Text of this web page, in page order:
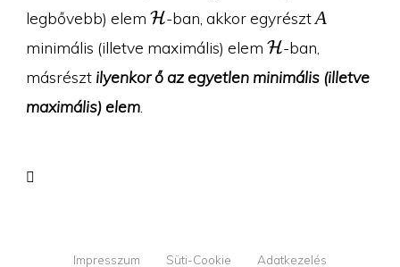
legbővebb) elem \mathcal{H}
H-ban, akkor egyrészt A
A
minimális (illetve maximális) elem \mathcal{H}
H-ban,
másrészt ilyenkor ő az egyetlen minimális (illetve
maximális) elem.
Impresszum Süti-Cookie Adatkezelés